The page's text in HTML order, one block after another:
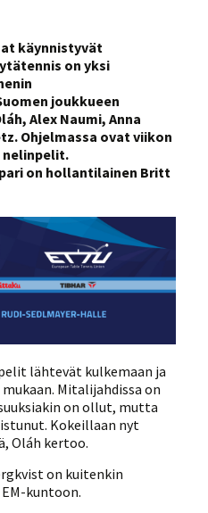
käynnistyvät
on yksi
joukkueen
Alex Naumi, Anna
Ohjelmassa ovat viikon
nelinpelit.
on hollantilainen Britt
lähtevät kulkemaan ja
Mitalijahdissa on
on ollut, mutta
Kokeillaan nyt
Oláh kertoo.
on kuitenkin
kuntoon.